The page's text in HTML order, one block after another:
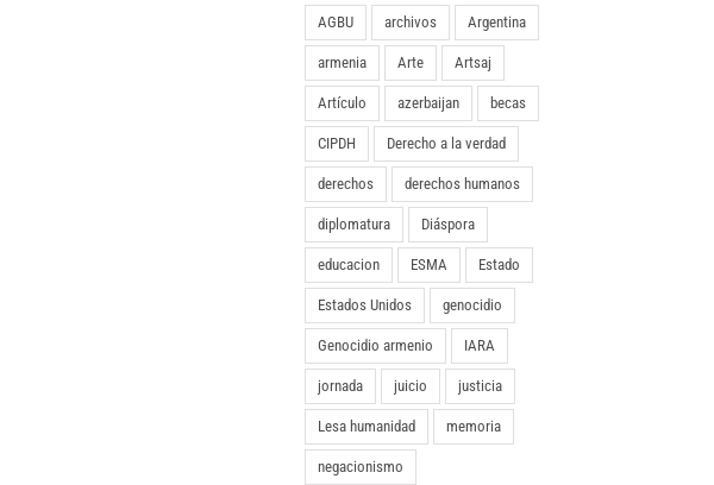
AGBU archivos Argentina
armenia Arte Artsaj
Artículo azerbaijan becas
CIPDH Derecho a la verdad
derechos derechos humanos
diplomatura Diáspora
educacion ESMA Estado
Estados Unidos genocidio
Genocidio armenio IARA
jornada juicio justicia
Lesa humanidad memoria
negacionismo